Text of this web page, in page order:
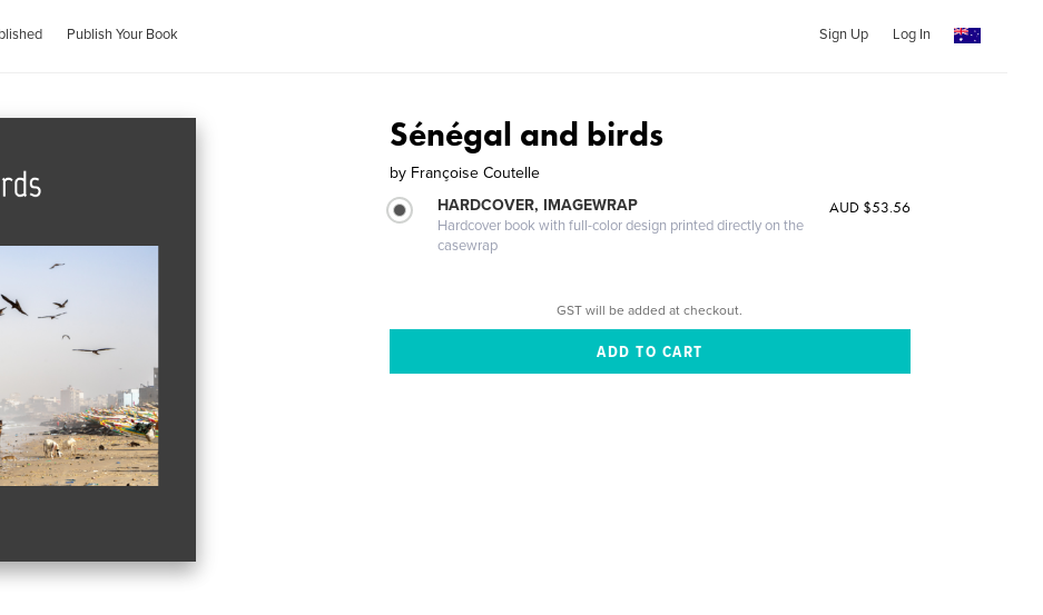
Publish Your Book Sign Up Log In
Sénégal and birds
by Françoise Coutelle
HARDCOVER, IMAGEWRAP
Hardcover book with full-color design printed directly on the
casewrap
AUD $53.56
GST will be added at checkout.